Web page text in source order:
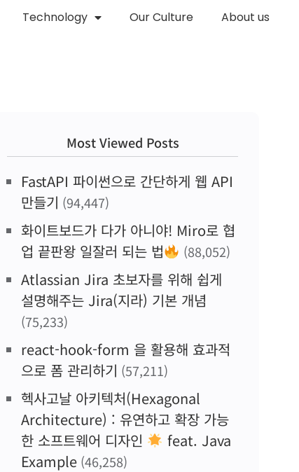
Technology Our Culture About us
Most Viewed Posts
FastAPI 파이썬으로 간단하게 웹 API
만들기 (94,447)
화이트보드가 다가 아니야! Miro로 협
업 끝판왕 일잘러 되는 법
(88,052)
Atlassian Jira 초보자를 위해 쉽게
설명해주는 Jira(지라) 기본 개념
(75,233)
react-hook-form 을 활용해 효과적
으로 폼 관리하기 (57,211)
헥사고날 아키텍처(Hexagonal
Architecture) : 유연하고 확장 가능
한 소프트웨어 디자인
feat. Java
Example (46,258)